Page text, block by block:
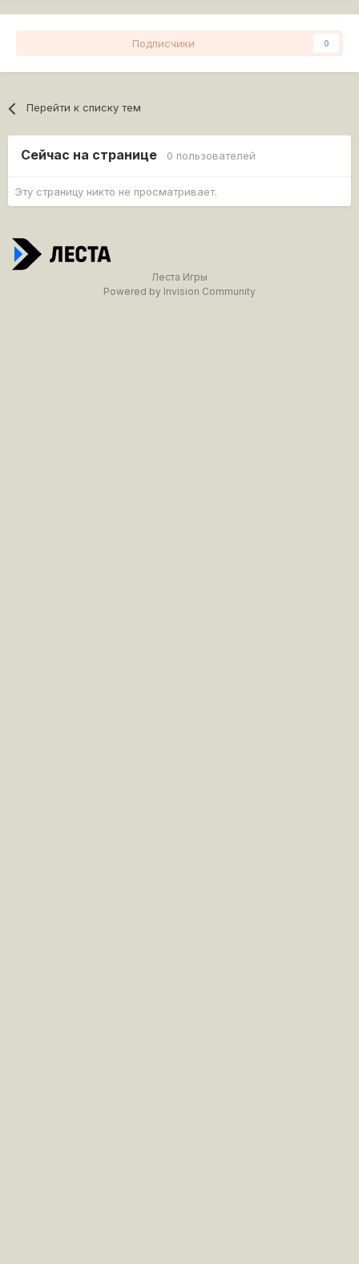
Подписчики 0
Перейти к списку тем
Сейчас на странице 0 пользователей
Эту страницу никто не просматривает.
Леста Игры
Powered by Invision Community